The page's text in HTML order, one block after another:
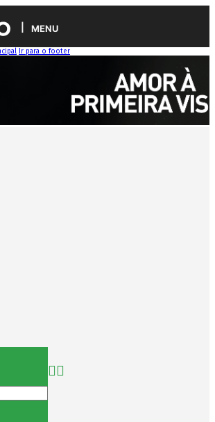
MENU
Ir para o footer